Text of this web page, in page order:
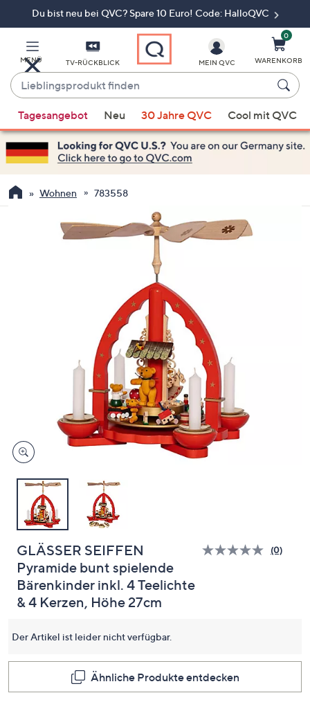
Du bist neu bei QVC? Spare 10 Euro! Code: HalloQVC
MENÜ TV-RÜCKBLICK
Lieblingsprodukt
finden
Vorschläge
verfügbar
sind,
verwenden
Sie
Pfeiltasten
links
bzw.
um
diese
anzuzeigen.
MEIN QVC
0
WARENKORB
Tagesangebot Neu 30 Jahre QVC Cool mit QVC
Wohnen 783558
GLÄSSER SEIFFEN
Pyramide bunt spielende
Bärenkinder inkl. 4 Teelichte
& 4 Kerzen, Höhe 27cm
Bisher
(0)
Der Artikel ist leider nicht verfügbar.
Ähnliche Produkte entdecken